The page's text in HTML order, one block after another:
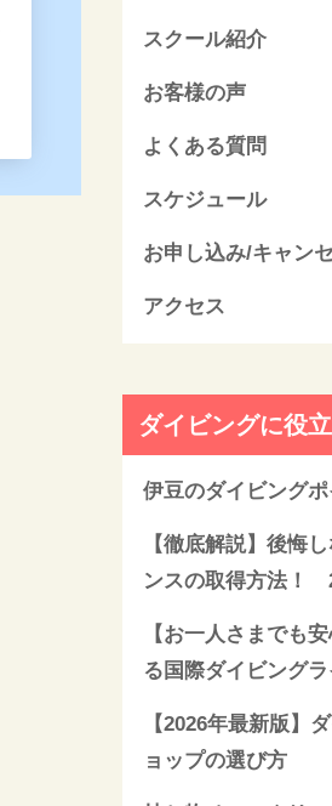
スクール紹介
お客様の声
よくある質問
スケジュール
お申し込み/キャン
アクセス
ダイビングに役
伊豆のダイビング
【徹底解説】後悔
ンスの取得方法！
【お一人さまでも
る国際ダイビング
【2026年最新版】
ョップの選び方